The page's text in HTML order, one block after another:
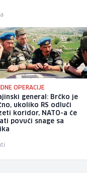
OPERACIJE
general: Brčko je
ukoliko RS odluči
koridor, NATO-a će
povući snage sa